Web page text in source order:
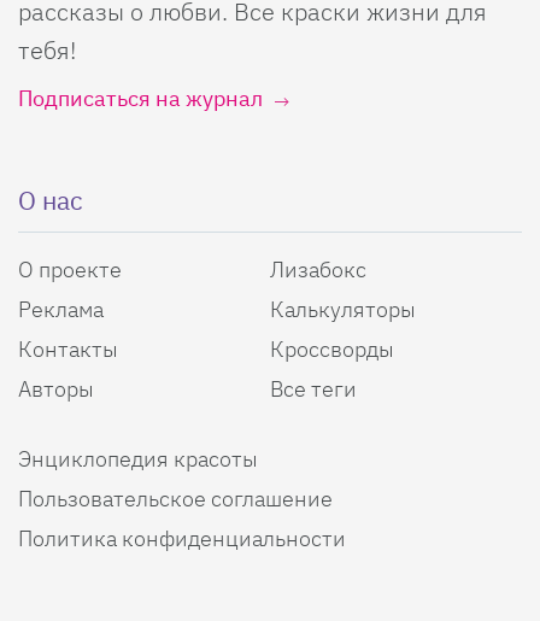
рассказы о любви. Все краски жизни для
тебя!
Подписаться на журнал
О нас
О проекте
Реклама
Контакты
Авторы
Лизабокс
Калькуляторы
Кроссворды
Все теги
Энциклопедия красоты
Пользовательское соглашение
Политика конфиденциальности